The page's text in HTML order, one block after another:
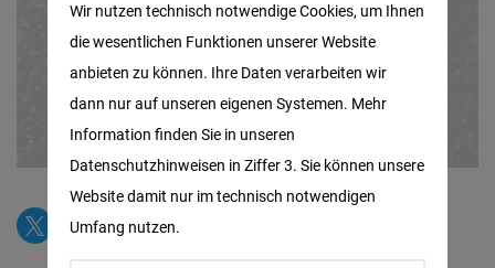
Wir nutzen technisch notwendige Cookies, um Ihnen
die wesentlichen Funktionen unserer Website
anbieten zu können. Ihre Daten verarbeiten wir
dann nur auf unseren eigenen Systemen. Mehr
Information finden Sie in unseren
Datenschutzhinweisen in Ziffer 3. Sie können unsere
Website damit nur im technisch notwendigen
Umfang nutzen.
Facebook
Embed
Twitter
Embed
Instagram